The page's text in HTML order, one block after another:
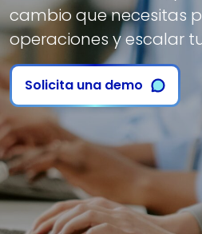
cambio que necesitas
operaciones y escalar
Solicita una demo